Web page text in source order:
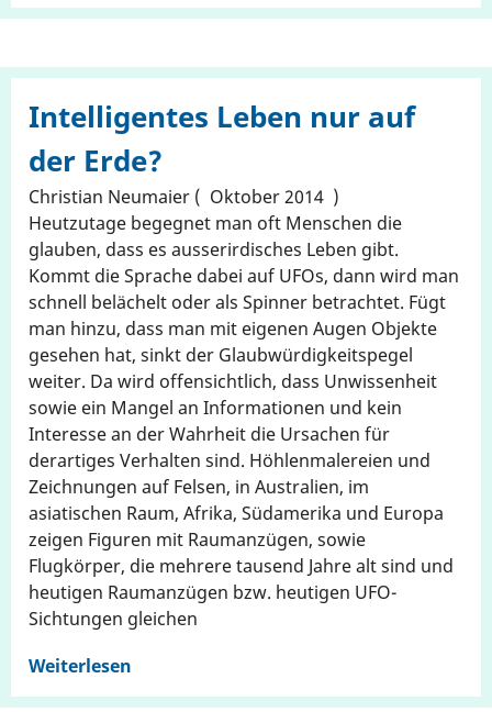
Intelligentes Leben nur auf
der Erde?
Christian Neumaier
Oktober 2014
Heutzutage begegnet man oft Menschen die
glauben, dass es ausserirdisches Leben gibt.
Kommt die Sprache dabei auf UFOs, dann wird man
schnell belächelt oder als Spinner betrachtet. Fügt
man hinzu, dass man mit eigenen Augen Objekte
gesehen hat, sinkt der Glaubwürdigkeitspegel
weiter. Da wird offensichtlich, dass Unwissenheit
sowie ein Mangel an Informationen und kein
Interesse an der Wahrheit die Ursachen für
derartiges Verhalten sind. Höhlenmalereien und
Zeichnungen auf Felsen, in Australien, im
asiatischen Raum, Afrika, Südamerika und Europa
zeigen Figuren mit Raumanzügen, sowie
Flugkörper, die mehrere tausend Jahre alt sind und
heutigen Raumanzügen bzw. heutigen UFO-
Sichtungen gleichen
Weiterlesen